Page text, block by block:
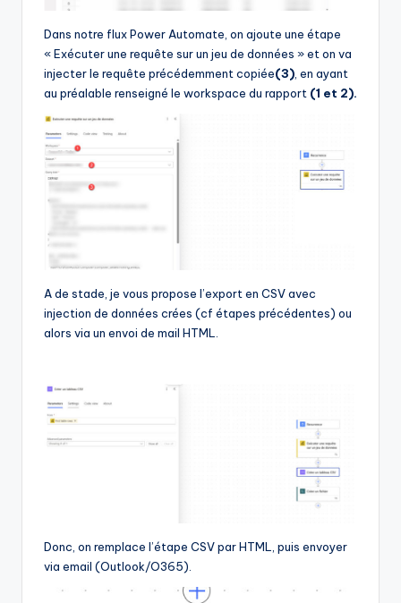
Dans notre flux Power Automate, on ajoute une étape
« Exécuter une requête sur un jeu de données » et on va
injecter le requête précédemment copiée(3) , en ayant
au préalable renseigné le workspace du rapport (1 et 2).
A de stade, je vous propose l’export en CSV avec
injection de données crées (cf étapes précédentes) ou
alors via un envoi de mail HTML.
Donc, on remplace l’étape CSV par HTML, puis envoyer
via email (Outlook/O365).